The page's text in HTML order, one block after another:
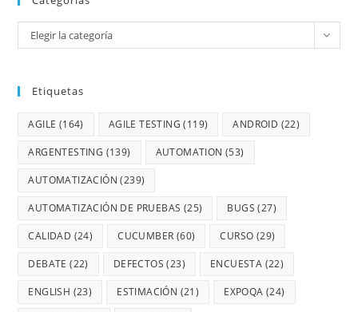
Elegir la categoría
Etiquetas
AGILE (164) AGILE TESTING (119) ANDROID (22)
ARGENTESTING (139) AUTOMATION (53)
AUTOMATIZACIÓN (239)
AUTOMATIZACIÓN DE PRUEBAS (25) BUGS (27)
CALIDAD (24) CUCUMBER (60) CURSO (29)
DEBATE (22) DEFECTOS (23) ENCUESTA (22)
ENGLISH (23) ESTIMACIÓN (21) EXPOQA (24)